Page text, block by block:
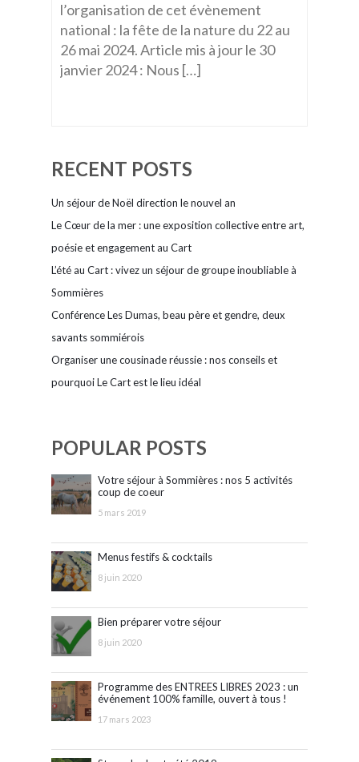
l’organisation de cet évènement
national : la fête de la nature du 22 au
26 mai 2024. Article mis à jour le 30
janvier 2024 : Nous […]
RECENT POSTS
Un séjour de Noël direction le nouvel an
Le Cœur de la mer : une exposition collective entre art,
poésie et engagement au Cart
L’été au Cart : vivez un séjour de groupe inoubliable à
Sommières
Conférence Les Dumas, beau père et gendre, deux
savants sommiérois
Organiser une cousinade réussie : nos conseils et
pourquoi Le Cart est le lieu idéal
POPULAR POSTS
Votre séjour à Sommières : nos 5 activités
coup de coeur
5 mars 2019
Menus festifs & cocktails
8 juin 2020
Bien préparer votre séjour
8 juin 2020
Programme des ENTREES LIBRES 2023 : un
événement 100% famille, ouvert à tous !
17 mars 2023